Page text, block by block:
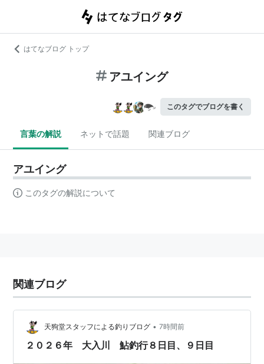
はてなブログ トップ
アユイング
このタグでブログを書く
言葉の解説 ネットで話題 関連ブログ
アユイング
このタグの解説について
関連ブログ
天狗堂スタッフによる釣りブログ • 7時間前
２０２６年 大入川 鮎釣行８日目、９日目